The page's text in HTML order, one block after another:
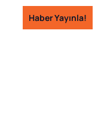
İçeriğe
geç
Haber Yayınla!